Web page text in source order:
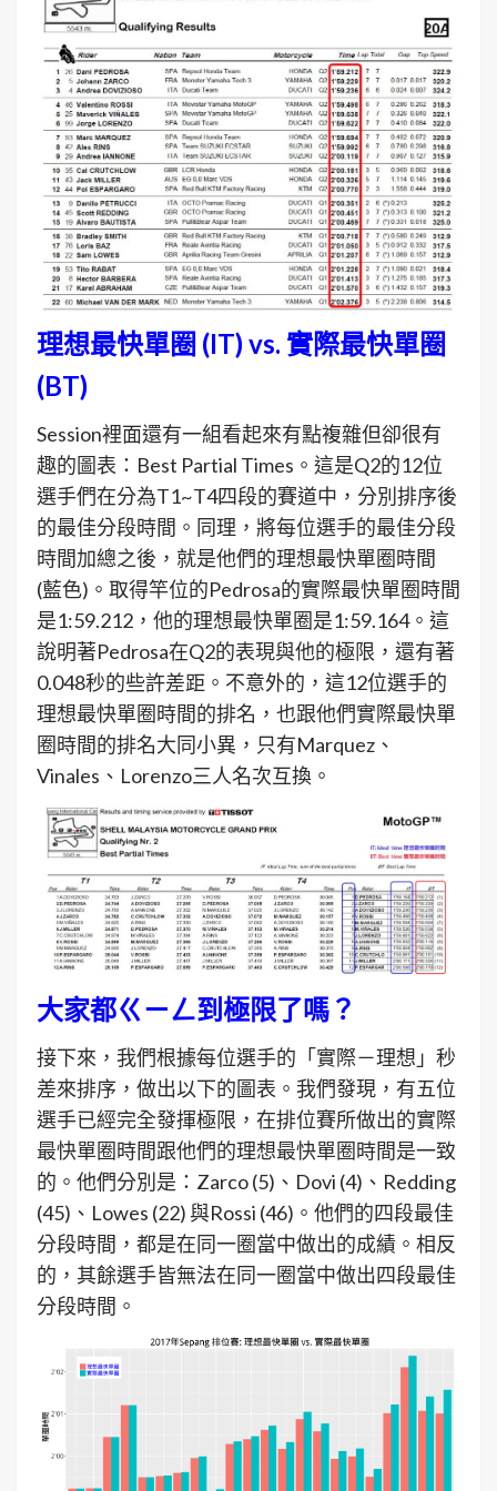
理想最快單圈 (IT) vs. 實際最快單圈
(BT)
Session裡面還有一組看起來有點複雜但卻很有
趣的圖表：Best Partial Times。這是Q2的12位
選手們在分為T1~T4四段的賽道中，分別排序後
的最佳分段時間。同理，將每位選手的最佳分段
時間加總之後，就是他們的理想最快單圈時間
(藍色)。取得竿位的Pedrosa的實際最快單圈時間
是1:59.212，他的理想最快單圈是1:59.164。這
說明著Pedrosa在Q2的表現與他的極限，還有著
0.048秒的些許差距。不意外的，這12位選手的
理想最快單圈時間的排名，也跟他們實際最快單
圈時間的排名大同小異，只有Marquez、
Vinales、Lorenzo三人名次互換。
大家都ㄍㄧㄥ到極限了嗎？
接下來，我們根據每位選手的「實際－理想」秒
差來排序，做出以下的圖表。我們發現，有五位
選手已經完全發揮極限，在排位賽所做出的實際
最快單圈時間跟他們的理想最快單圈時間是一致
的。他們分別是：Zarco (5)、Dovi (4)、Redding
(45)、Lowes (22) 與Rossi (46)。他們的四段最佳
分段時間，都是在同一圈當中做出的成績。相反
的，其餘選手皆無法在同一圈當中做出四段最佳
分段時間。